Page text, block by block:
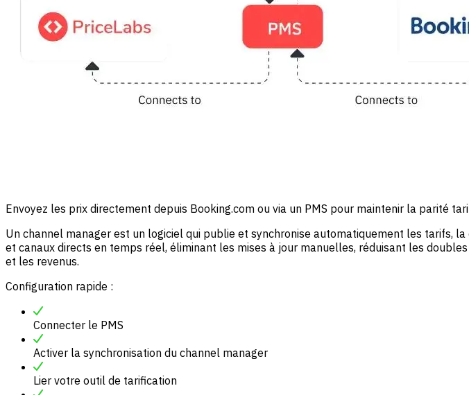
Envoyez les prix directement depuis Booking.com ou via un PMS pour maintenir la parité
Un channel manager est un logiciel qui publie et synchronise automatiquement les tarifs,
et canaux directs en temps réel, éliminant les mises à jour manuelles, réduisant les
et les revenus.
Configuration rapide :
Connecter le PMS
Activer la synchronisation du channel manager
Lier votre outil de tarification